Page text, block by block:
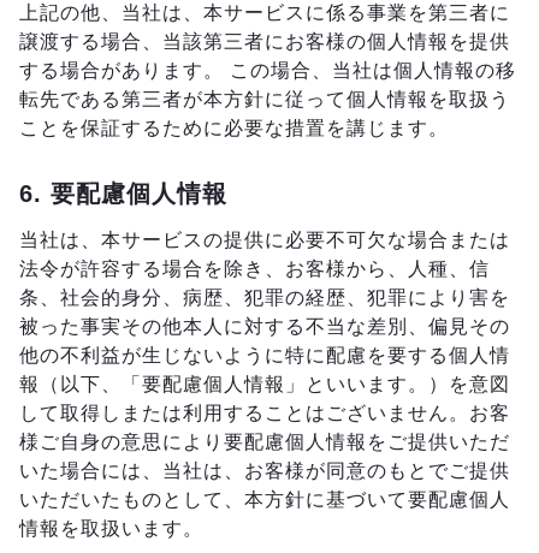
上記の他、当社は、本サービスに係る事業を第三者に
譲渡する場合、当該第三者にお客様の個人情報を提供
する場合があります。 この場合、当社は個人情報の移
転先である第三者が本方針に従って個人情報を取扱う
ことを保証するために必要な措置を講じます。
6. 要配慮個人情報
当社は、本サービスの提供に必要不可欠な場合または
法令が許容する場合を除き、お客様から、人種、信
条、社会的身分、病歴、犯罪の経歴、犯罪により害を
被った事実その他本人に対する不当な差別、偏見その
他の不利益が生じないように特に配慮を要する個人情
報（以下、「要配慮個人情報」といいます。）を意図
して取得しまたは利用することはございません。お客
様ご自身の意思により要配慮個人情報をご提供いただ
いた場合には、当社は、お客様が同意のもとでご提供
いただいたものとして、本方針に基づいて要配慮個人
情報を取扱います。